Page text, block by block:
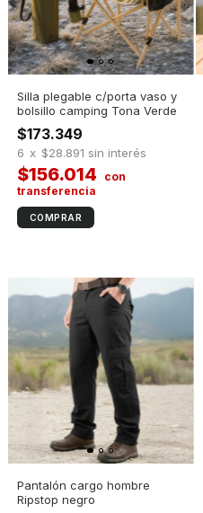
Silla plegable c/porta vaso y
bolsillo camping Tona Verde
$173.349
$156.014
6 x $28.891 sin interés
Pantalón cargo hombre
Ripstop negro